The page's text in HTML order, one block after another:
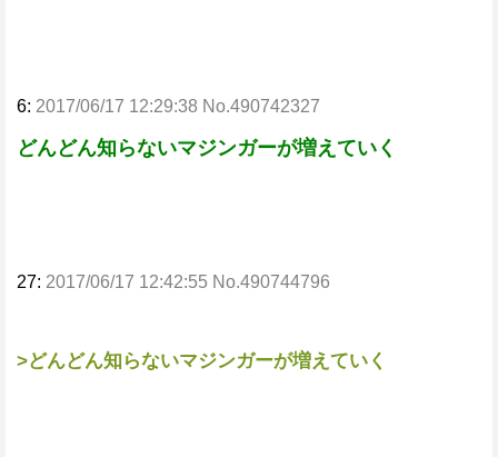
6: 2017/06/17 12:29:38 No.490742327
どんどん知らないマジンガーが増えていく
27: 2017/06/17 12:42:55 No.490744796
>どんどん知らないマジンガーが増えていく